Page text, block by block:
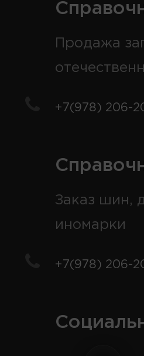
Продажа
+7(978) 206-
Заказ шин,
иномарки
+7(978) 206-